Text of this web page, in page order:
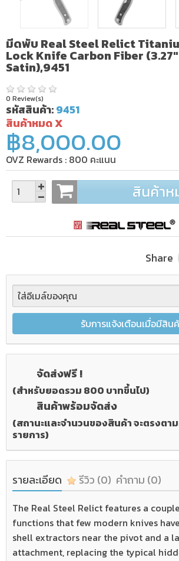
มีดพับ Real Steel Relict
Lock Knife Carbon Fiber
Satin),9451
0 Review(s)
รหัสสินค้า:9451
สินค้าหมด X
฿8,000.00
OVZ Rewards : 800 คะแนน
สินค้า
Share
รับการแจ้งเตือนเมื่อมีสิน
จัดส่งฟรี !
(สำหรับยอดรวม 800 บาทขึ้นไป)
สินค้าพร้อมจัดส่ง
(สถานะและจำนวนของสินค้า จะตรงตา
รายการ)
รายละเอียด รีวิว (0) คำถาม (0)
The Real Steel Relict features a
functions that few modern knives
shell extractors near the pivot and a
attachment, replacing the typical